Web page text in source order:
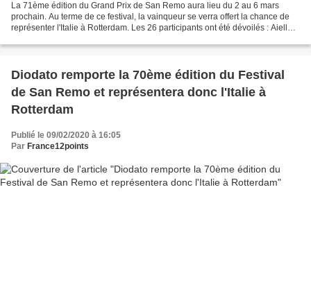
La 71ème édition du Grand Prix de San Remo aura lieu du 2 au 6 mars
prochain. Au terme de ce festival, la vainqueur se verra offert la chance de
représenter l'Italie à Rotterdam. Les 26 participants ont été dévoilés : Aiello –
Diodato remporte la 70ème édition du Festival
de San Remo et représentera donc l'Italie à
Rotterdam
Publié le 09/02/2020 à 16:05
Par France12points